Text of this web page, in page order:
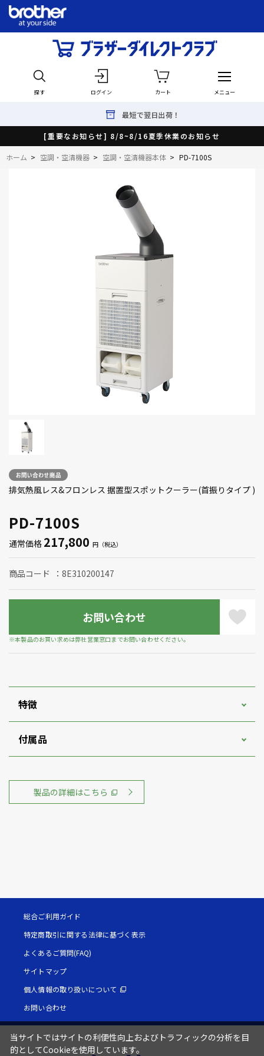
探す ログイン カート メニュー
最短で翌日出荷！
[重要なお知らせ] 8/8~8/16夏季休業のお知らせ
ホーム > 空調・空清機器 > 空調・空清機器本体 > PD-7100S
PD-7100S
排気熱風レス&フロンレス 据置型スポットクーラー(首振りタイプ )
通常価格 217,800
商品コード 8E310200147
お問い合わせ
※本製品のお買い求めは弊社営業窓口までお問い合わせください。
特徴
付属品
製品の詳細はこちら
総合ご利用ガイド
特定商取引に関する法律に基づく表示
よくあるご質問(FAQ)
サイトマップ
個人情報の取り扱いについて
お問い合わせ
当サイトではサイトの利便性向上およびトラフィックの分析を目
的としてCookieを使用しています。